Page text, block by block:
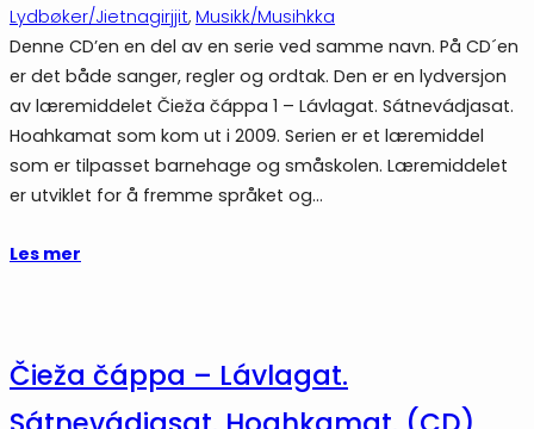
Lydbøker/Jietnagirjjit, Musikk/Musihkka
Denne CD’en en del av en serie ved samme navn. På CD´en
er det både sanger, regler og ordtak. Den er en lydversjon
av læremiddelet Čieža čáppa 1 – Lávlagat. Sátnevádjasat.
Hoahkamat som kom ut i 2009. Serien er et læremiddel
som er tilpasset barnehage og småskolen. Læremiddelet
er utviklet for å fremme språket og…
Les mer
Čieža čáppa – Lávlagat.